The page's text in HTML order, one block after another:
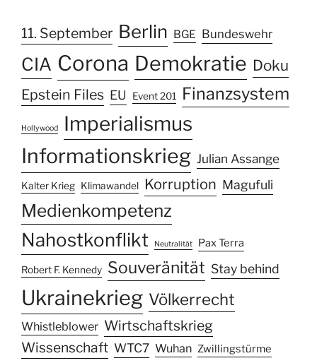
11. September Berlin BGE Bundeswehr
CIA Corona Demokratie Doku
Epstein Files EU Event 201 Finanzsystem
Hollywood
Imperialismus
Informationskrieg Julian Assange
Kalter Krieg Klimawandel Korruption Magufuli
Medienkompetenz
Nahostkonflikt Neutralität Pax Terra
Robert F. Kennedy Souveränität Stay behind
Ukrainekrieg Völkerrecht
Whistleblower Wirtschaftskrieg
Wissenschaft WTC7 Wuhan Zwillingstürme